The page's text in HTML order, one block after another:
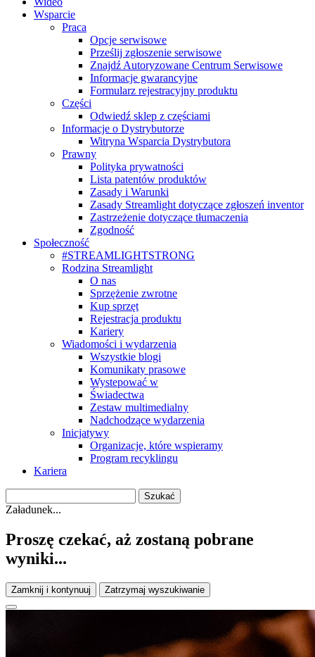
Wsparcie
Praca
Opcje serwisowe
Prześlij zgłoszenie serwisowe
Znajdź Autoryzowane Centrum Serwisowe
Informacje gwarancyjne
Formularz rejestracyjny produktu
Części
Odwiedź sklep z częściami
Informacje o Dystrybutorze
Witryna Wsparcia Dystrybutora
Prawny
Polityka prywatności
Lista patentów produktów
Zasady i Warunki
Zasady Streamlight dotyczące zgłoszeń inventor
Zastrzeżenie dotyczące tłumaczenia
Zgodność
Społeczność
#STREAMLIGHTSTRONG
Rodzina Streamlight
O nas
Sprzężenie zwrotne
Kup sprzęt
Rejestracja produktu
Kariery
Wiadomości i wydarzenia
Wszystkie blogi
Komunikaty prasowe
Wystepować w
Świadectwa
Zestaw multimedialny
Nadchodzące wydarzenia
Inicjatywy
Organizacje, które wspieramy
Program recyklingu
Kariera
Załadunek...
Proszę czekać, aż zostaną pobrane
wyniki...
Zamknij i kontynuuj Zatrzymaj wyszukiwanie